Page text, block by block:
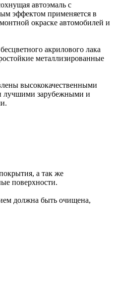
автоэмаль с
эффектом применяется в
окраске автомобилей и
акрилового лака
металлизированные
высококачественными
лучшими зарубежными и
а так же
поверхности.
должна быть очищена,